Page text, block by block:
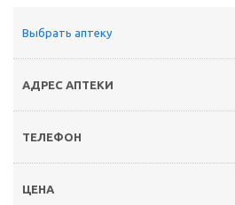
Выбрать аптеку